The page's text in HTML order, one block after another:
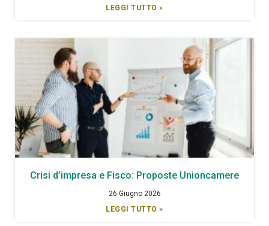
LEGGI TUTTO »
Crisi d’impresa e Fisco: Proposte Unioncamere
26 Giugno 2026
LEGGI TUTTO »